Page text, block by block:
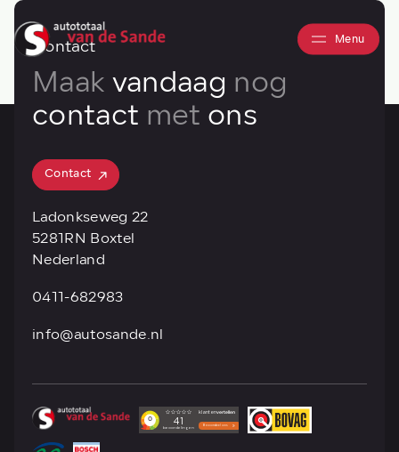
Menu
Contact
Maak vandaag nog
contact met ons
Contact
Ladonkseweg 22
5281RN Boxtel
Nederland
0411-682983
info@autosande.nl